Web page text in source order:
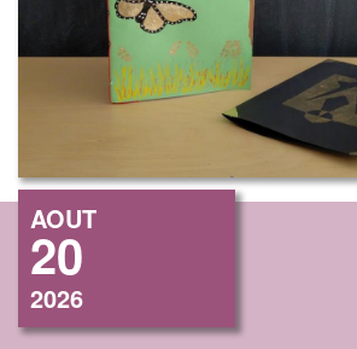
AOUT
20
2026